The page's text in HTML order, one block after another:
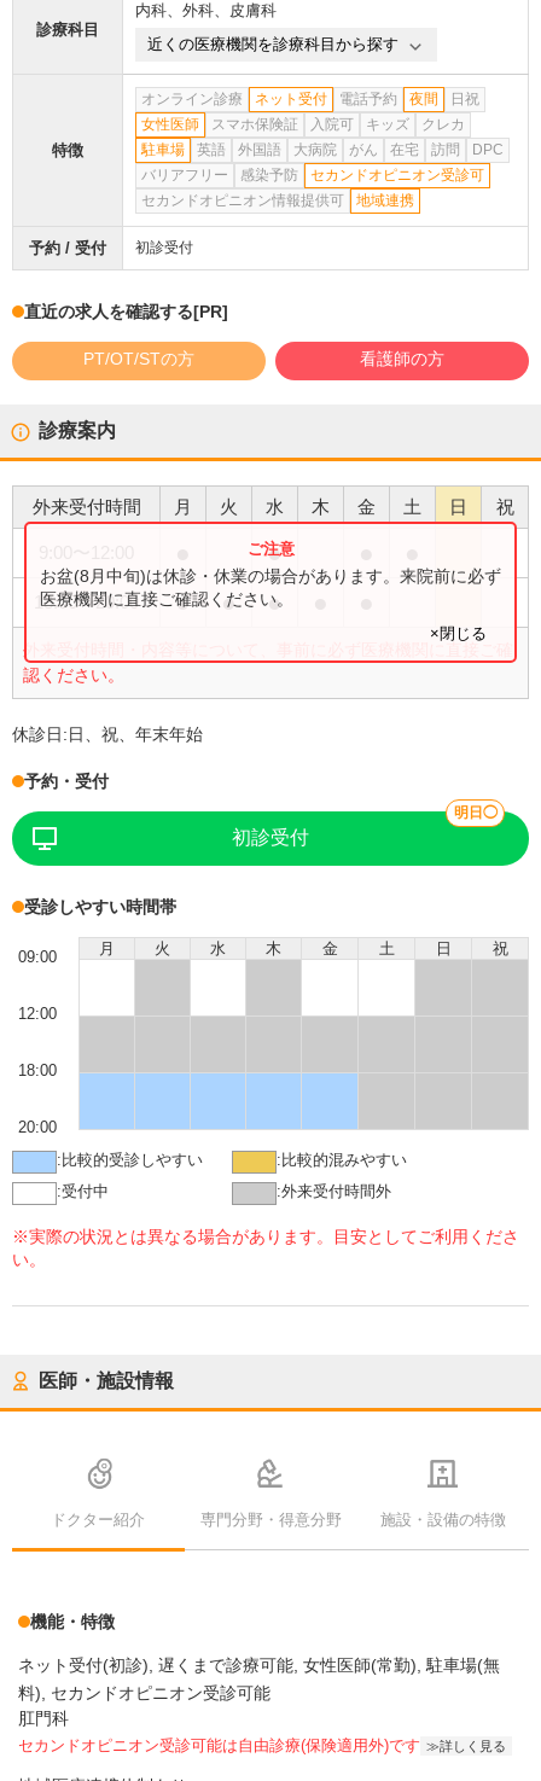
診療科目
内科、 外科、 皮膚科
近くの医療機関を診療科目から探す
特徴
オンライン診療 ネット受付 電話予約 夜間
日祝
女性医師
スマホ保険証 入院可 キッズ
クレカ
駐車場
英語 外国語 大病院 がん 在宅 訪問
DPC
バリアフリー
感染予防
セカンドオピニオン受診可
セカンドオピニオン情報提供可
地域連携
予約 / 受付 初診受付
直近の求人を確認する[PR]
PT/OT/STの方 看護師の方
診療案内
外来受付時間 月 火 水 木 金 土 日 祝
●
18:00〜20:00 ● ● ●
外来受付時間・内容等について、事前に必ず医療機関に直接ご確
認ください。
お盆(8月中旬)は休診・休業の場合があります。来院前に必ず
医療機関に直接ご確認ください。
×閉じる
休診日:日、祝、年末年始
予約・受付
初診受付
明日◯
受診しやすい時間帯
月 火 水 木 金 土 日 祝
09:00
12:00
18:00
20:00
: 比較的受診しやすい : 比較的混みやすい
:受付中 :外来受付時間外
※実際の状況とは異なる場合があります。目安としてご利用くださ
い。
医師・施設情報
ドクター紹介 専門分野・得意分野 施設・設備の特徴
機能・特徴
ネット受付(初診) 遅くまで診療可能 女性医師(常勤) 駐車場(無
料)
セカンドオピニオン受診可能
肛門科
セカンドオピニオン受診可能は自由診療(保険適用外)です 詳しく見る